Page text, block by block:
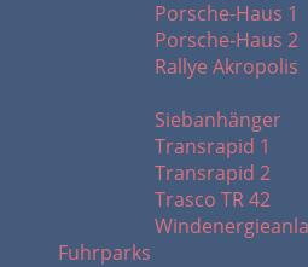
Porsche-Haus 1
Porsche-Haus 2
Rallye Akropolis
Siebanhänger
Transrapid 1
Transrapid 2
Trasco TR 42
Fuhrparks